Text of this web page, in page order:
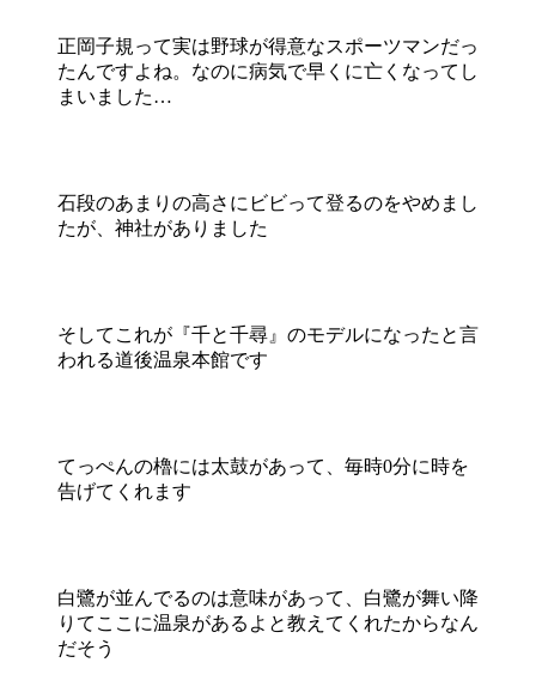
正岡子規って実は野球が得意なスポーツマンだっ
たんですよね。なのに病気で早くに亡くなってし
まいました…
石段のあまりの高さにビビって登るのをやめまし
たが、神社がありました
そしてこれが『千と千尋』のモデルになったと言
われる道後温泉本館です
てっぺんの櫓には太鼓があって、毎時0分に時を
告げてくれます
白鷺が並んでるのは意味があって、白鷺が舞い降
りてここに温泉があるよと教えてくれたからなん
だそう